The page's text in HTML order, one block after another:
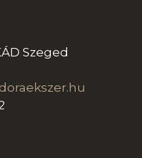
Szeged
er.hu